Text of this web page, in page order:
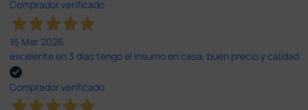
Comprador verificado
16 Mar 2026
excelente en 3 días tengo el insumo en casa, buen precio y calidad
Comprador verificado